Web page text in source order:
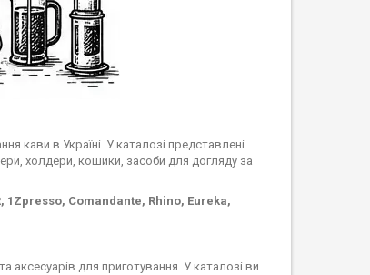
кави в Україні. У каталозі представлені
холдери, кошики, засоби для догляду за
1Zpresso, Comandante, Rhino, Eureka,
для приготування. У каталозі ви